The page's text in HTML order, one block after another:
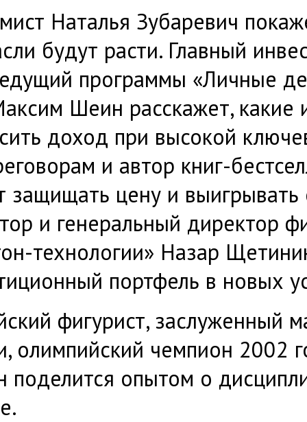
Наталья Зубаревич
будут расти. Главный
программы «Личные
Шеин расскажет, какие
доход при высокой
и автор книг-
защищать цену и
и генеральный директор
технологии» Назар
портфель в новых
фигурист, заслуженный
олимпийский чемпион 2002
поделится опытом о